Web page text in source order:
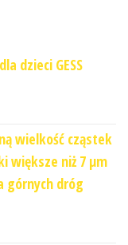
dzieci GESS
wielkość cząstek
większe niż 7 μm
górnych dróg